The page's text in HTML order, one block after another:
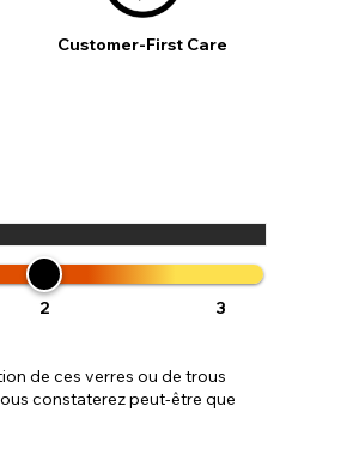
Customer-First Care
2
3
de ces verres ou de trous
constaterez peut-être que